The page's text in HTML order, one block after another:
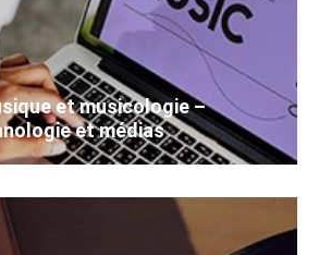
et musicologie –
et médias